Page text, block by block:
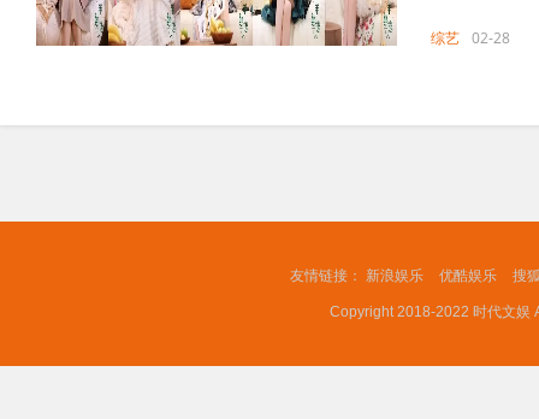
综艺 02-28
友情链接： 新浪娱乐 优酷娱乐 搜
Copyright 2018-2022 时代文娱